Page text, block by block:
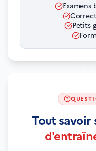
Examens
Petits
Tout savoir